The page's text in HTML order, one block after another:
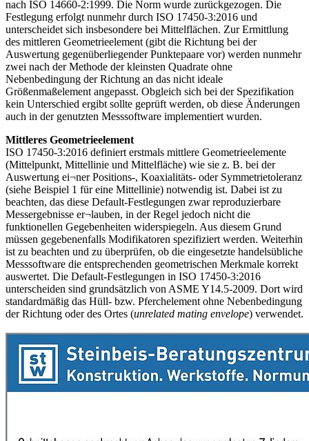
nach ISO 14660-2:1999. Die Norm wurde zurückgezogen. Die
Festlegung erfolgt nunmehr durch ISO 17450-3:2016 und
unterscheidet sich insbesondere bei Mittelflächen. Zur Ermittlung
des mittleren Geometrieelement (gibt die Richtung bei der
Auswertung gegenüberliegender Punktepaare vor) werden nunmehr
zwei nach der Methode der kleinsten Quadrate ohne
Nebenbedingung der Richtung an das nicht ideale
Größenmaßelement angepasst. Obgleich sich bei der Spezifikation
kein Unterschied ergibt sollte geprüft werden, ob diese Änderungen
auch in der genutzten Messsoftware implementiert wurden.
Mittleres Geometrieelement
ISO 17450-3:2016 definiert erstmals mittlere Geometrieelemente
(Mittelpunkt, Mittellinie und Mittelfläche) wie sie z. B. bei der
Auswertung ei¬ner Positions-, Koaxialitäts- oder Symmetrietoleranz
(siehe Beispiel 1 für eine Mittellinie) notwendig ist. Dabei ist zu
beachten, das diese Default-Festlegungen zwar reproduzierbare
Messergebnisse er¬lauben, in der Regel jedoch nicht die
funktionellen Gegebenheiten widerspiegeln. Aus diesem Grund
müssen gegebenenfalls Modifikatoren spezifiziert werden. Weiterhin
ist zu beachten und zu überprüfen, ob die eingesetzte handelsübliche
Messsoftware die entsprechenden geometrischen Merkmale korrekt
auswertet. Die Default-Festlegungen in ISO 17450-3:2016
unterscheiden sind grundsätzlich von ASME Y14.5-2009. Dort wird
standardmäßig das Hüll- bzw. Pferchelement ohne Nebenbedingung
der Richtung oder des Ortes (unrelated mating envelope) verwendet.